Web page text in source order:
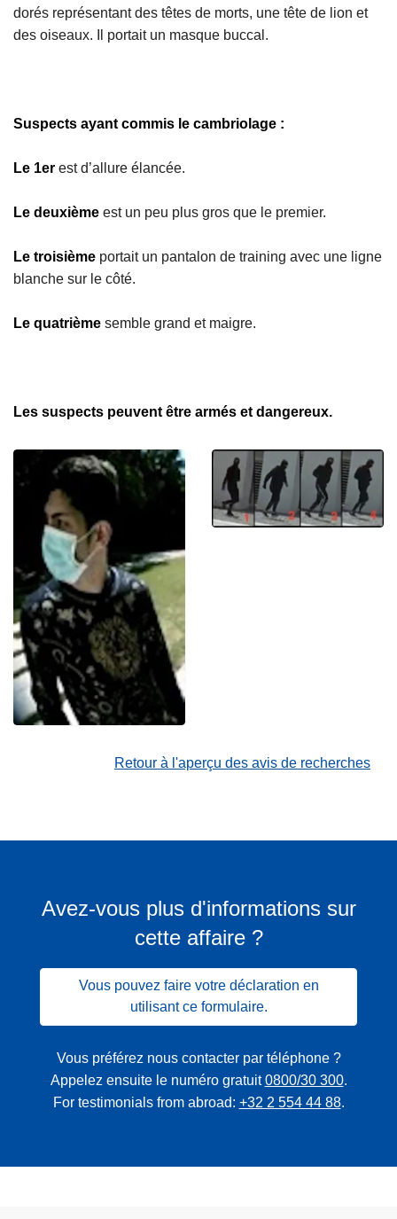
dorés représentant des têtes de morts, une tête de lion et
des oiseaux. Il portait un masque buccal.
Suspects ayant commis le cambriolage :
Le 1er est d’allure élancée.
Le deuxième est un peu plus gros que le premier.
Le troisième portait un pantalon de training avec une ligne
blanche sur le côté.
Le quatrième semble grand et maigre.
Les suspects peuvent être armés et dangereux.
Retour à l'aperçu des avis de recherches
Avez-vous plus d'informations sur
cette affaire ?
Vous pouvez faire votre déclaration en
utilisant ce formulaire.
Vous préférez nous contacter par téléphone ?
Appelez ensuite le numéro gratuit0800/30 300.
For testimonials from abroad: +32 2 554 44 88.